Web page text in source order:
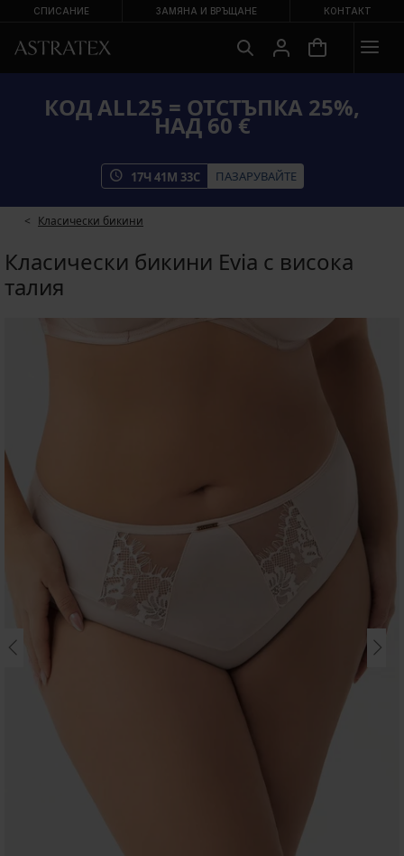
СПИСАНИЕ ЗАМЯНА И ВРЪЩАНЕ КОНТАКТ
КОД ALL25 = ОТСТЪПКА 25%,
НАД 60 €
17Ч 41М 33С ПАЗАРУВАЙТЕ
Класически бикини
Класически бикини Evia с висока
талия